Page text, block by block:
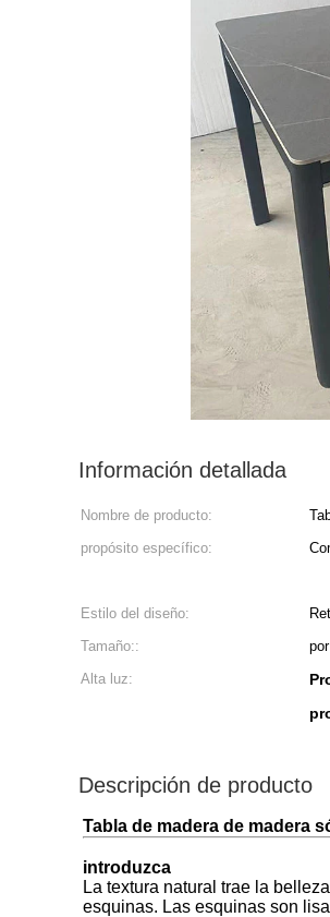
Información detallada
Nombre de producto:
propósito específico:
Estilo del diseño:
Tamaño::
Alta luz:
Descripción de producto
Tabla de madera de madera
introduzca
La textura natural trae la
esquinas. Las esquinas son